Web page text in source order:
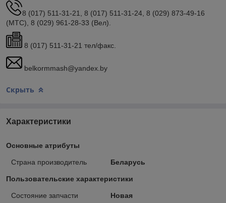
8 (017) 511-31-21, 8 (017) 511-31-24, 8 (029) 873-49-16
(МТС), 8 (029) 961-28-33 (Вел).
8 (017) 511-31-21 тел/факс.
belkormmash@yandex.by
Скрыть
Характеристики
Основные атрибуты
Страна производитель Беларусь
Пользовательские характеристики
Состояние запчасти
Новая